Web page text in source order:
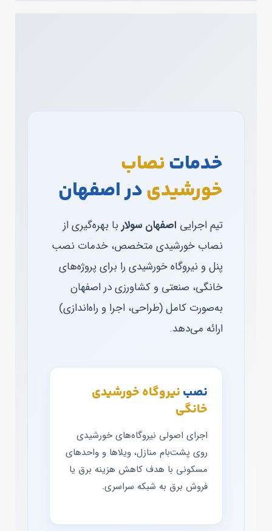
خدماتنصاب
خورشیدیدر اصفهان
تیم اجرایی اصفهان سولار با بهره‌گیری از
نصاب خورشیدی متخصص، خدمات نصب
پنل و نیروگاه خورشیدی را برای پروژه‌های
خانگی، صنعتی و کشاورزی در اصفهان
به‌صورت کامل (طراحی، اجرا و راه‌اندازی)
ارائه می‌دهد.
نصبنیروگاه خورشیدی
خانگی
اجرای اصولی نیروگاه‌های خورشیدی
روی پشت‌بام منازل، ویلاها و واحدهای
مسکونی با هدف کاهش هزینه برق یا
فروش برق به شبکه سراسری.